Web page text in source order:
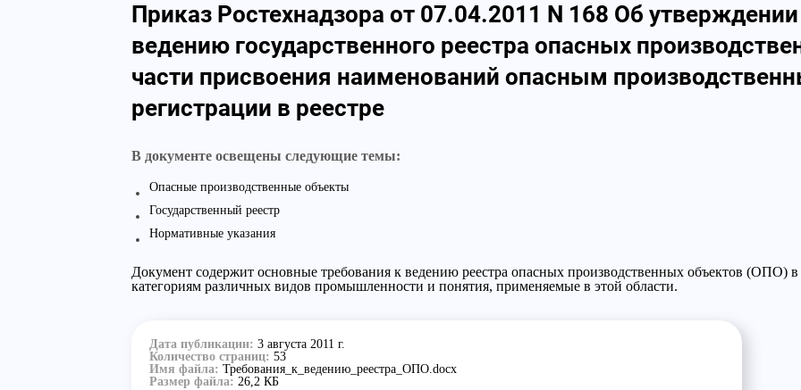
Приказ Ростехнадзора от 07.04.2011 N 168 Об
ведению государственного реестра опасных
части присвоения наименований опасным
регистрации в реестре
В документе освещены следующие темы:
Опасные производственные объекты
Государственный реестр
Нормативные указания
Документ содержит основные требования к ведению реестра опасных производственных объектов (ОПО)
категориям различных видов промышленности и понятия, применяемые в этой области.
Дата публикации: 3 августа 2011 г.
Количество страниц: 53
Имя файла: Требования_к_ведению_реестра_ОПО.docx
Размер файла: 26,2 КБ